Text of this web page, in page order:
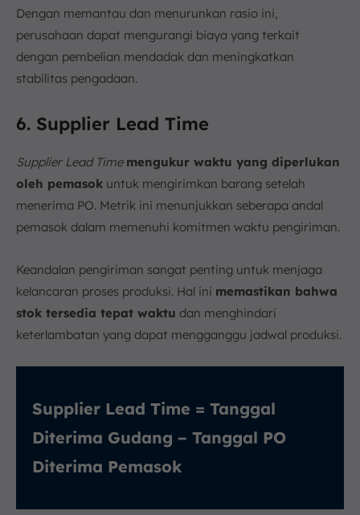
Dengan memantau dan menurunkan rasio ini,
perusahaan dapat mengurangi biaya yang terkait
dengan pembelian mendadak dan meningkatkan
stabilitas pengadaan.
6. Supplier Lead Time
Supplier Lead Time mengukur waktu yang diperlukan
oleh pemasok untuk mengirimkan barang setelah
menerima PO. Metrik ini menunjukkan seberapa andal
pemasok dalam memenuhi komitmen waktu pengiriman.
Keandalan pengiriman sangat penting untuk menjaga
kelancaran proses produksi. Hal ini memastikan bahwa
stok tersedia tepat waktu dan menghindari
keterlambatan yang dapat mengganggu jadwal produksi.
Supplier Lead Time = Tanggal
Diterima Gudang − Tanggal PO
Diterima Pemasok